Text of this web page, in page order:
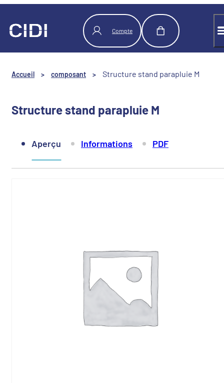
Panneau de gestion des cookies
Compte
Accueil > composant > Structure stand parapluie M
Structure stand parapluie M
Aperçu Informations PDF